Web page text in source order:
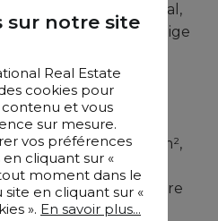
directe des golfs Royal,
propriété de prestige
alliant localisation
de gamme et
paysager de 10 000 m²,
400 m² construits et
intelligemment entre
:
sur notre site
Real Estate
cookies pour
et vous
sur mesure.
vos préférences
cliquant sur «
moment dans le
en cliquant sur «
». En savoir plus...